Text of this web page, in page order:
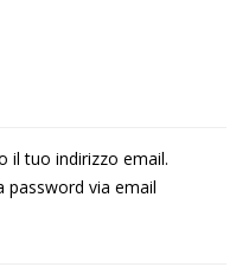
il tuo indirizzo email.
password via email